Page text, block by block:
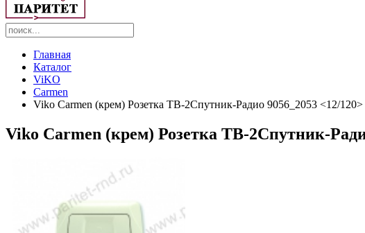
Главная
Каталог
ViKO
Carmen
Viko Carmen (крем) Розетка ТВ-2Спутник-Радио 9056_2053 <12/120>
Viko Carmen (крем) Розетка ТВ-2Спутник-